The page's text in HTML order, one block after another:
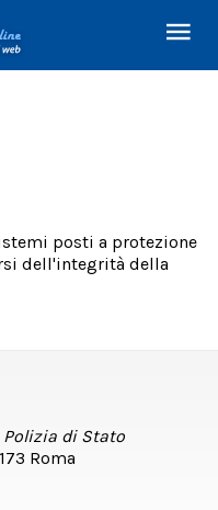
posti a protezione
dell'integrità della
di Stato
Roma